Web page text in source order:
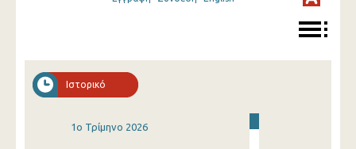
Ιστορικό
1o Τρίμηνο 2026